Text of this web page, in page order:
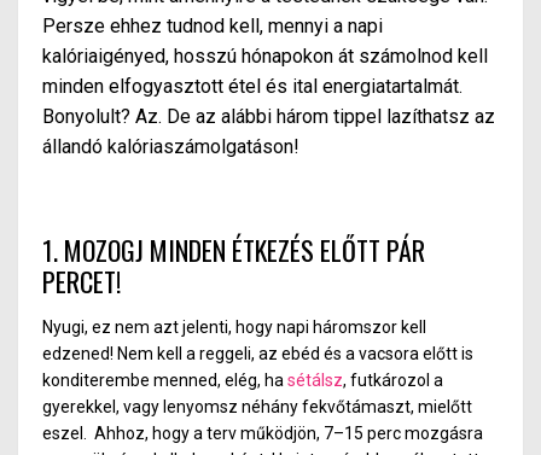
Persze ehhez tudnod kell, mennyi a napi
kalóriaigényed, hosszú hónapokon át számolnod kell
minden elfogyasztott étel és ital energiatartalmát.
Bonyolult? Az. De az alábbi három tippel lazíthatsz az
állandó kalóriaszámolgatáson!
1. MOZOGJ MINDEN ÉTKEZÉS ELŐTT PÁR
PERCET!
Nyugi, ez nem azt jelenti, hogy napi háromszor kell
edzened! Nem kell a reggeli, az ebéd és a vacsora előtt is
konditerembe menned, elég, ha sétálsz, futkározol a
gyerekkel, vagy lenyomsz néhány fekvőtámaszt, mielőtt
eszel. Ahhoz, hogy a terv működjön, 7–15 perc mozgásra